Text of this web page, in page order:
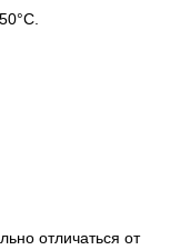
отличаться от